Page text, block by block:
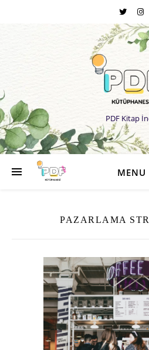
PDF Kitap
MENU
PAZARLAMA